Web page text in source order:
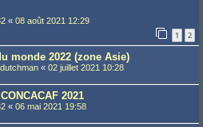
« 08 août 2021 12:29
1 2
monde 2022 (zone Asie)
« 02 juillet 2021 10:28
2021
« 06 mai 2021 19:58